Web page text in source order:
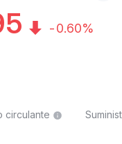
-0.60%
circulante